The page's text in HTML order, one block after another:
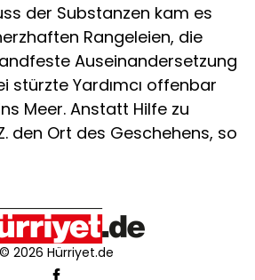
der Substanzen kam es
Rangeleien, die
Auseinandersetzung
stürzte Yardımcı offenbar
Meer. Anstatt Hilfe zu
den Ort des Geschehens, so
© 2026 Hürriyet.de